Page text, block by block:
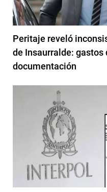
Peritaje reveló
de Insaurralde:
documentación